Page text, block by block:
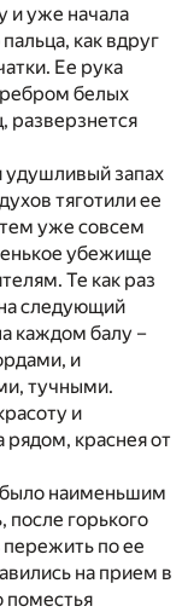
и уже начала
как вдруг
Ее рука
белых
разверзнется
запах
тяготили ее
уже совсем
убежище
Те как раз
следующий
каждом балу –
и
тучными.
и
рядом, краснея от
наименьшим
после горького
по ее
на прием в
поместья